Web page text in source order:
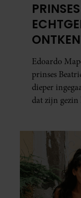
Edoardo
prinses
dieper
dat zijn gezin